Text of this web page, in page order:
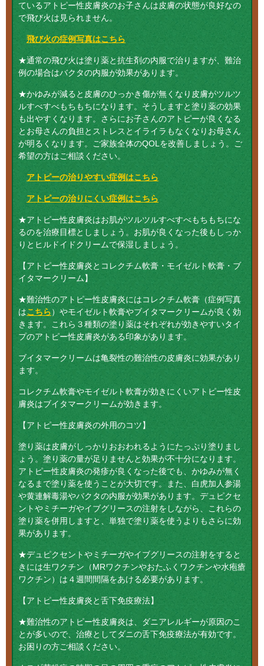
ているアトピー性皮膚炎のお子さんは皮膚の状態が良好なの
で飛び火は見られません。
飛び火の症例写真はこちら
★通常の飛び火は塗り薬と抗生剤の内服で治りますが、難治
例の場合はバクタの内服が効果があります。
★かゆみが減ると皮膚のひっかき傷が無くなり皮膚がツルツ
ルすべすべもちもちになります。そうしますと塗り薬の効果
も出やすくなります。さらにお子さんのアトピーが良くなる
とお母さんの負担とストレスとイライラもなくなりお母さん
が明るくなります。ご家族全体のQOLを改善しましょう。ご
希望の方はご相談ください。
アトピーの治りやすい症例はこちら
アトピーの治りにくい症例はこちら
★アトピー性皮膚炎はお肌がツルツルすべすべもちもちにな
るのを治療目標としましょう。お肌が良くなった後もしっか
りとヒルドイドクリームで保湿しましょう。
【アトピー性皮膚炎とコレクチム軟膏・モイゼルト軟膏・ブ
イタマークリーム】
★難治性のアトピー性皮膚炎にはコレクチム軟膏（症例写真
はこちら）やモイゼルト軟膏やブイタマークリームが良く効
きます。これら３種類の塗り薬はそれぞれが効きやすいタイ
プのアトピー性皮膚炎がある印象があります。
ブイタマークリームは亀裂性の難治性の皮膚炎に効果があり
ます。
コレクチム軟膏やモイゼルト軟膏が効きにくいアトピー性皮
膚炎はブイタマークリームが効きます。
【アトピー性皮膚炎の外用のコツ】
塗り薬は皮膚がしっかりおおわれるようにたっぷり塗りまし
ょう。塗り薬の量が足りませんと効果が不十分になります。
アトピー性皮膚炎の発疹が良くなった後でも、かゆみが無く
なるまで塗り薬を使うことが大切です。また、白虎加人参湯
や黄連解毒湯やバクタの内服が効果があります。デュピクセ
ントやミチーガやイブグリースの注射をしながら、これらの
塗り薬を併用しますと、単独で塗り薬を使うよりもさらに効
果があります。
★デュピクセントやミチーガやイブグリースの注射をすると
きには生ワクチン（MRワクチンやおたふくワクチンや水疱瘡
ワクチン）は４週間間隔をあける必要があります。
【アトピー性皮膚炎と舌下免疫療法】
★難治性のアトピー性皮膚炎は、ダニアレルギーが原因のこ
とが多いので、治療としてダニの舌下免疫療法が有効です。
お困りの方ご相談ください。